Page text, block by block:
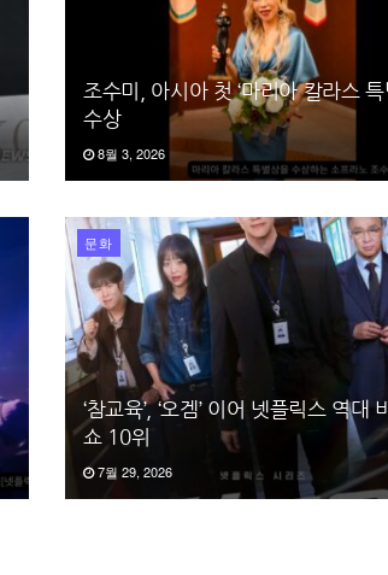
조수미, 아시아 첫 ‘마리아 칼라스 특
수상
8월 3, 2026
문화
‘참교육’, ‘오겜’ 이어 넷플릭스 역대
쇼 10위
7월 29, 2026